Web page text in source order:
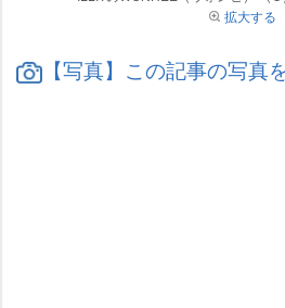
拡大する
【写真】この記事の写真